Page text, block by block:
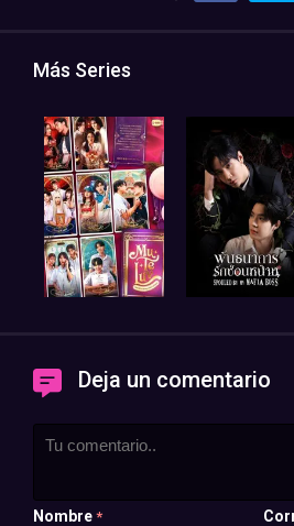
Más Series
Deja un comentario
Nombre *